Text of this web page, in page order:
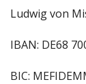
Ludwig von
IBAN: DE68
BIC: